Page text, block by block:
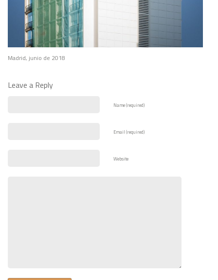
Madrid, junio de 2018
Leave a Reply
Name (required)
Email (required)
Website